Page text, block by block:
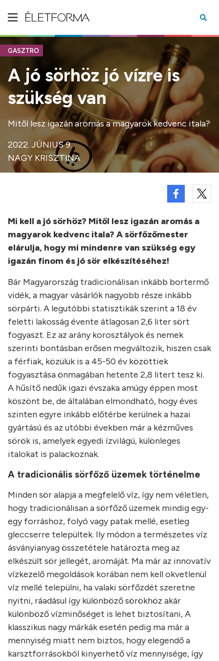
GASZTRO
A jó sörhöz jó vízre is
szükség van
Mitől lesz igazán aromás a magyarok kedvenc itala?
2022. JÚNIUS 9.
NAGY KRISZTINA
Mi kell a jó sörhöz? Mitől lesz igazán aromás a
magyarok kedvenc itala? A sörfőzőmester
elárulja, hogy mi mindenre van szükség egy
igazán finom és jó sör elkészítéséhez!
Bár Magyarország tradicionálisan inkább bortermő
vidék, a magyar vásárlók nagyobb része inkább
sörpárti. A legutóbbi statisztikák szerint a 18 év
feletti lakosság évente átlagosan 2,6 liter sört
fogyaszt. Ez az arány korosztályok és nemek
szerinti bontásban erősen megváltozik, hiszen csak
a férfiak, közülük is a 45-50 év közöttiek
fogyasztása önmagában hetente 2,8 litert tesz ki.
A hűsítő nedűk igazi évszaka amúgy éppen most
köszönt be, de általában elmondható, hogy éves
szinten egyre inkább előtérbe kerülnek a hazai
gyártású és az utóbbi években már a kézműves
sörök is, amelyek egyedi ízvilágú, különleges
italokat is palackoznak.
A tradicionális sörfőző üzemek történelme
Minden sör alapja a megfelelő víz, így nem véletlen,
hogy tradicionálisan a sörfőző üzemek mindig egy-
egy forráshoz, folyó vagy patak mellé, esetleg
gleccserre települtek. Ily módon a természetes víz
ásványianyag összetétele határozta meg az
elkészült sör jellegét, aromáját. Ma már az innovatív
vízkezelő megoldások korában nem kell okvetlenül
víz mellé települni, ha valaki sörfőzdét szeretne
nyitni, ráadásul így különböző sörökhöz akár
különböző vízminőséget is lehet biztosítani, A
klasszikus nagy márkák esetén pedig ma már a
mennyiség miatt nem biztos, hogy elegendő a
karsztforrásokból kinyerhető víz mennyisége, így